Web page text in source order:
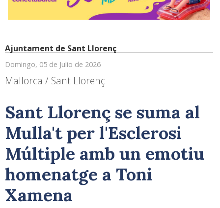
Ajuntament de Sant Llorenç
Domingo, 05 de Julio de 2026
Mallorca / Sant Llorenç
Sant Llorenç se suma al
Mulla't per l'Esclerosi
Múltiple amb un emotiu
homenatge a Toni
Xamena